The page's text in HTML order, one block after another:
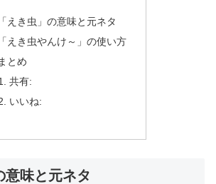
「えき虫」の意味と元ネタ
「えき虫やんけ～」の使い方
まとめ
共有:
いいね:
意味と元ネタ